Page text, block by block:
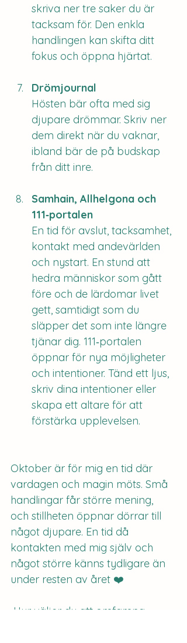
skriva ner tre saker du är
tacksam för. Den enkla
handlingen kan skifta ditt
fokus och öppna hjärtat.
Drömjournal
Hösten bär ofta med sig
djupare drömmar. Skriv ner
dem direkt när du vaknar,
ibland bär de på budskap
från ditt inre.
Samhain, Allhelgona och
111‑portalen
En tid för avslut, tacksamhet,
kontakt med andevärlden
och nystart. En stund att
hedra människor som gått
före och de lärdomar livet
gett, samtidigt som du
släpper det som inte längre
tjänar dig. 111‑portalen
öppnar för nya möjligheter
och intentioner. Tänd ett ljus,
skriv dina intentioner eller
skapa ett altare för att
förstärka upplevelsen.
Oktober är för mig en tid där
vardagen och magin möts. Små
handlingar får större mening,
och stillheten öppnar dörrar till
något djupare. En tid då
kontakten med mig själv och
något större känns tydligare än
under resten av året ❤️